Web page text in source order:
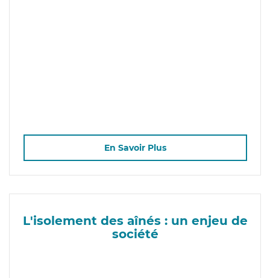
En Savoir Plus
L'isolement des aînés : un enjeu de
société